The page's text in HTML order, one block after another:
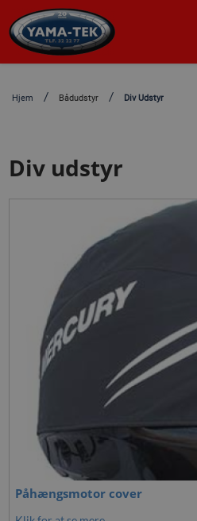
Hjem Bådudstyr Div Udstyr
Div udstyr
Påhængsmotor cover